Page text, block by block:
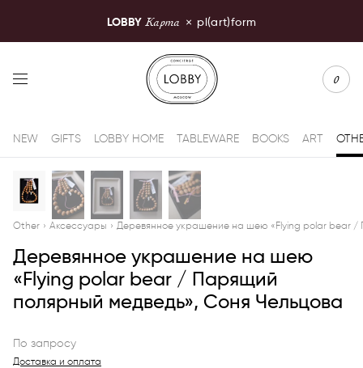
LOBBY Карта × pl(art)form
LOBBY Moscow
0
NEW GIFTS LOBBY HOME TABLEWARE BOOKS ART
Other › Аксессуары › Деревянное украшение на шею «Flying polar bear /
Деревянное украшение на шею
«Flying polar bear / Парящий
полярный медведь», Соня Чельцова
По запросу
Доставка и оплата